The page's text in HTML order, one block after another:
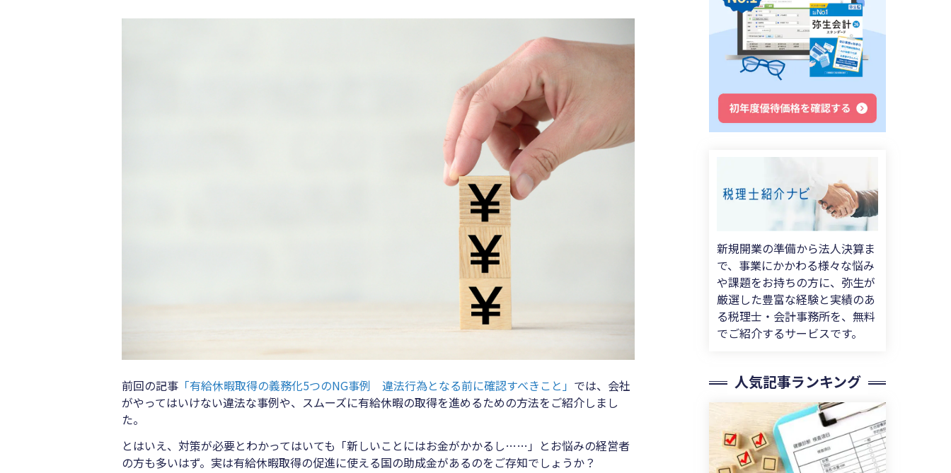
無料で会計ソフトを試す
前回の記事 「有給休暇取得の義務化5つのNG事例 違法行為となる前に確認すべきこと」 では、会社
がやってはいけない違法な事例や、スムーズに有給休暇の取得を進めるための方法をご紹介しまし
た。
とはいえ、対策が必要とわかってはいても「新しいことにはお金がかかるし……」とお悩みの経営者
の方も多いはず。実は有給休暇取得の促進に使える国の助成金があるのをご存知でしょうか？
新規開業の準備から法人決算ま
で、事業にかかわる様々な悩み
や課題をお持ちの方に、弥生が
厳選した豊富な経験と実績のあ
る税理士・会計事務所を、無料
でご紹介するサービスです。
人気記事ランキング